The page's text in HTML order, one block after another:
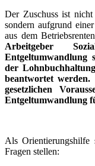
Der Zuschuss ist
sondern aufgrund
aus dem
Arbeitgeber
Entgeltumwandlung
der
beantwortet
gesetzlichen
Entgeltumwandlung
Als Orientierungshilfe
Fragen stellen: